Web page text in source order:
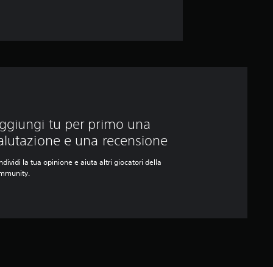
tu per primo una
e una recensione
la tua opinione e aiuta altri giocatori della